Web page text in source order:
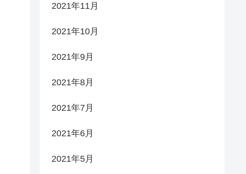
2021年11月
2021年10月
2021年9月
2021年8月
2021年7月
2021年6月
2021年5月